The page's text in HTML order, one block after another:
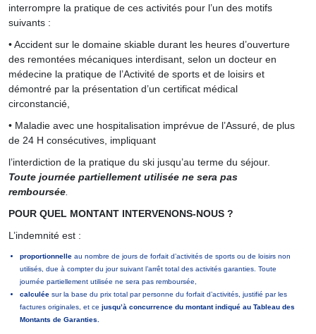
interrompre la pratique de ces activités pour l’un des motifs
suivants :
• Accident sur le domaine skiable durant les heures d’ouverture
des remontées mécaniques interdisant, selon un docteur en
médecine la pratique de l’Activité de sports et de loisirs et
démontré par la présentation d’un certificat médical
circonstancié,
• Maladie avec une hospitalisation imprévue de l’Assuré, de plus
de 24 H consécutives, impliquant
l’interdiction de la pratique du ski jusqu’au terme du séjour.
Toute journée partiellement utilisée ne sera pas
remboursée.
POUR QUEL MONTANT INTERVENONS-NOUS ?
L’indemnité est :
proportionnelle au nombre de jours de forfait d’activités de sports ou de loisirs non
utilisés, due à compter du jour suivant l’arrêt total des activités garanties. Toute
journée partiellement utilisée ne sera pas remboursée,
calculée sur la base du prix total par personne du forfait d’activités, justifié par les
factures originales, et ce jusqu’à concurrence du montant indiqué au Tableau des
Montants de Garanties.